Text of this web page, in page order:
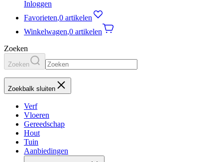
Inloggen
Favorieten,0 artikelen
Winkelwagen,0 artikelen
Zoeken
Zoeken
Zoekbalk sluiten
Verf
Vloeren
Gereedschap
Hout
Tuin
Aanbiedingen